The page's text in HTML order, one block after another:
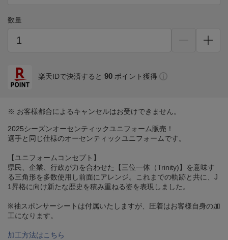
数量
楽天IDで決済すると 90 ポイント獲得
※ お客様都合によるキャンセルはお受けできません。
2025シーズンオーセンティックユニフォーム販売！
選手と同じ仕様のオーセンティックユニフォームです。
【ユニフォームコンセプト】
県民、企業、行政が力を合わせた【三位一体（Trinity)】を意味す
る三角形を多数使用し前面にアレンジ。これまでの軌跡と共に、J
1昇格に向け新たな歴史を積み重ねる姿を表現しました。
※袖スポンサーシートは付属いたしますが、圧着はお客様自身の加
工になります。
加工方法はこちら